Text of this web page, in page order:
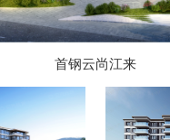
首钢云尚江来